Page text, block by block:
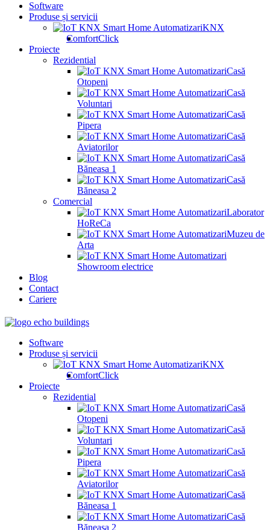
Software
Produse și servicii
KNX
ComfortClick
Proiecte
Rezidential
Casă
Otopeni
Casă
Voluntari
Casă
Pipera
Casă
Aviatorilor
Casă
Băneasa 1
Casă
Băneasa 2
Comercial
Laborator
HoReCa
Muzeu de
Arta
Showroom electrice
Blog
Contact
Cariere
Software
Produse și servicii
KNX
ComfortClick
Proiecte
Rezidential
Casă
Otopeni
Casă
Voluntari
Casă
Pipera
Casă
Aviatorilor
Casă
Băneasa 1
Casă
Băneasa 2